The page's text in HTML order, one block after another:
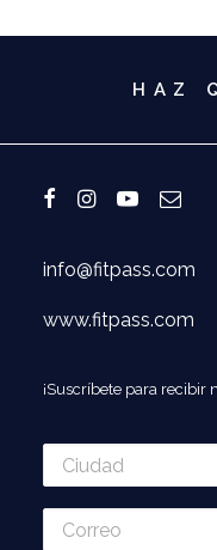
HAZ
info@fitpass.com
www.fitpass.com
¡Suscríbete para recibir